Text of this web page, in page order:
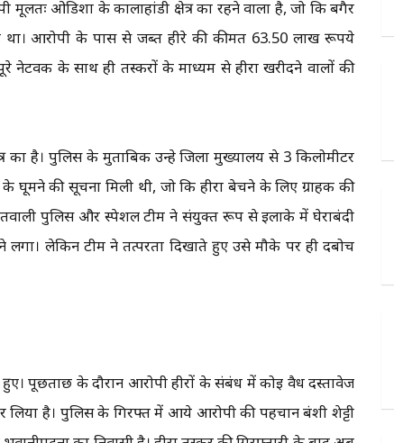
मूलतः ओडिशा के कालाहांडी क्षेत्र का रहने वाला है, जो कि बगैर
था। आरोपी के पास से जब्त हीरे की कीमत 63.50 लाख रूपये
नेटवर्क के साथ ही तस्करों के माध्यम से हीरा खरीदने वालों की
का है। पुलिस के मुताबिक उन्हे जिला मुख्यालय से 3 किलोमीटर
घूमने की सूचना मिली थी, जो कि हीरा बेचने के लिए ग्राहक की
पुलिस और स्पेशल टीम ने संयुक्त रूप से इलाके में घेराबंदी
लेकिन टीम ने तत्परता दिखाते हुए उसे मौके पर ही दबोच
पूछताछ के दौरान आरोपी हीरों के संबंध में कोई वैध दस्तावेज
है। पुलिस के गिरफ्त में आये आरोपी की पहचान बंशी शेट्टी